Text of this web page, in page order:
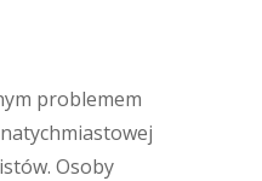
problemem
Osoby